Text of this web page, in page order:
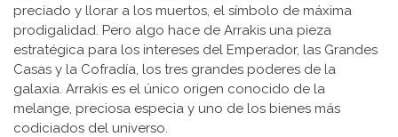
preciado y llorar a los muertos, el símbolo de máxima
prodigalidad. Pero algo hace de Arrakis una pieza
estratégica para los intereses del Emperador, las Grandes
Casas y la Cofradía, los tres grandes poderes de la
galaxia. Arrakis es el único origen conocido de la
melange, preciosa especia y uno de los bienes más
codiciados del universo.